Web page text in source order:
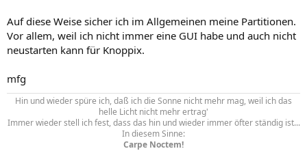
Auf diese Weise sicher ich im Allgemeinen meine Partitionen.
Vor allem, weil ich nicht immer eine GUI habe und auch nicht
neustarten kann für Knoppix.
mfg
Hin und wieder spüre ich, daß ich die Sonne nicht mehr mag, weil ich das
helle Licht nicht mehr ertrag'
Immer wieder stell ich fest, dass das hin und wieder immer öfter ständig ist...
In diesem Sinne:
Carpe Noctem!